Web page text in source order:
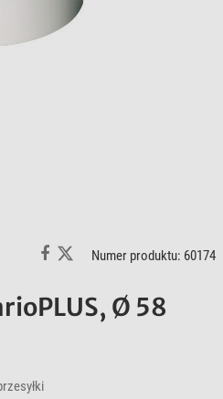
Numer produktu: 60174
Ø 58